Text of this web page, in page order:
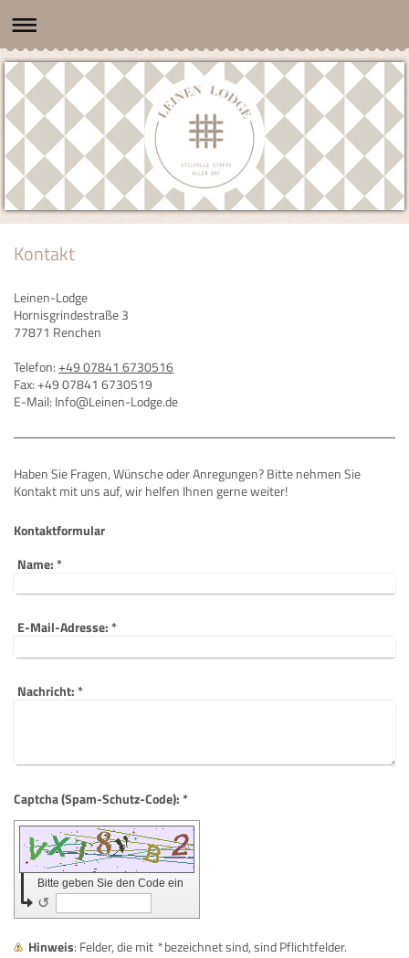
Kontakt
Leinen-Lodge
Hornisgrindestraße 3
77871 Renchen
Telefon:+49 07841 6730516
Fax:+49 07841 6730519
E-Mail: Info@Leinen-Lodge.de
Haben Sie Fragen, Wünsche oder Anregungen? Bitte nehmen Sie
Kontakt mit uns auf, wir helfen Ihnen gerne weiter!
Kontaktformular
Name:*
E-Mail-Adresse:*
Nachricht:*
Captcha (Spam-Schutz-Code): *
Bitte geben Sie den Code ein
↺
Hinweis : Felder, die mit *bezeichnet sind, sind Pflichtfelder.